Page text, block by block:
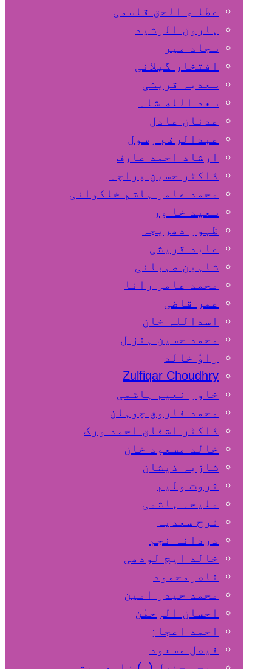
عطا ء الحق قاسمی
ہارون الرشید
سجاد میر
افتخار گیلانی
سعدیہ قریشی
سعد الله شاہ
عدنان عادل
عبدالرفع رسول
ارشاد احمد عارف
ڈاکٹر حسین پراچہ
محمد عامر ہاشم خاکوانی
سعید خا ور
ظہور دھریجہ
عابد قریشی
شاہین صہبائی
محمد عامر رانا
عمر قاضی
اسداللہ خان
محمد حسین ہنز ل
راوٗ خالد
Zulfiqar Choudhry
خاور نعیم ہاشمی
محمد فاروق چوہان
ڈاکٹر اشفاق احمد ورک
خالد مسعود خان
شازیہ ذیشان
ثروت ولیم
ملیحہ ہاشمی
فرح سعدیہ
دردانہ نجم
خالد ایچ لودھی
ناصرمحمود
محمد حیدر امین
احسان الرحمٰن
احمد اعجاز
فیصل مسعود